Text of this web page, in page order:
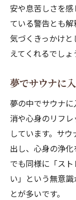
安や息苦しさを
ている警告とも
気づくきっかけ
えてくれるでしょ
夢でサウナに
夢の中でサウナ
消や心身のリフ
しています。サ
出し、心身の浄
でも同様に「ス
い」という無意
とが多いです。